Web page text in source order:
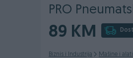
PRO
89 KM
Biznis i Industrija Mašine i alati